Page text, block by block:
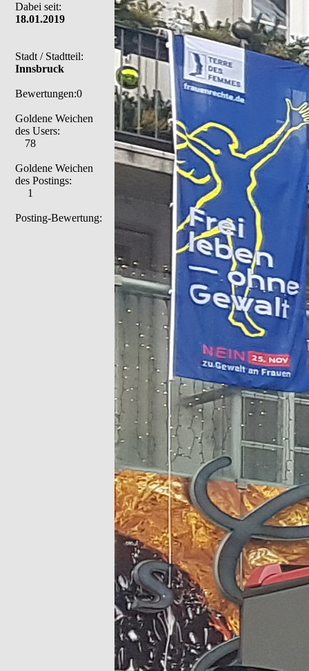
Dabei seit:
18.01.2019
Stadt / Stadtteil:
Innsbruck
Bewertungen:0
Goldene Weichen
des Users:
78
Goldene Weichen
des Postings:
1
Posting-Bewertung: